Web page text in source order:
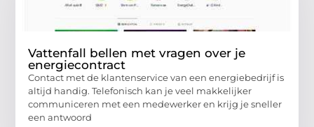
Vattenfall bellen met vragen over je
energiecontract
Contact met de klantenservice van een energiebedrijf is
altijd handig. Telefonisch kan je veel makkelijker
communiceren met een medewerker en krijg je sneller
een antwoord